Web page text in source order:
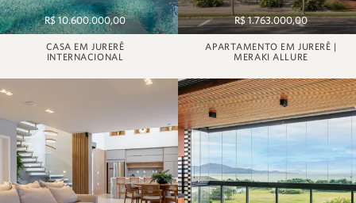
R$ 10.600.000,00
CASA EM JURERÊ
INTERNACIONAL
R$ 1.763.000,00
APARTAMENTO EM JURERÊ |
MERAKI ALLURE